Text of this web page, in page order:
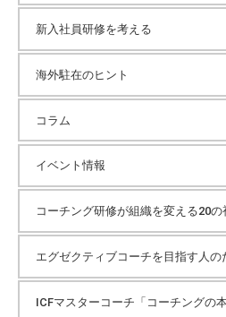
新入社員研修を考える
海外駐在のヒント
コラム
イベント情報
コーチング研修が組織を変える20の
エグゼクティブコーチを目指す人の
ICFマスターコーチ「コーチングの